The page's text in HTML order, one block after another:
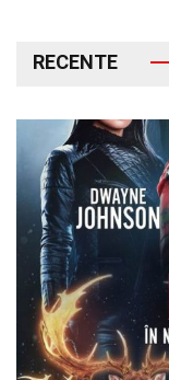
RECENTE